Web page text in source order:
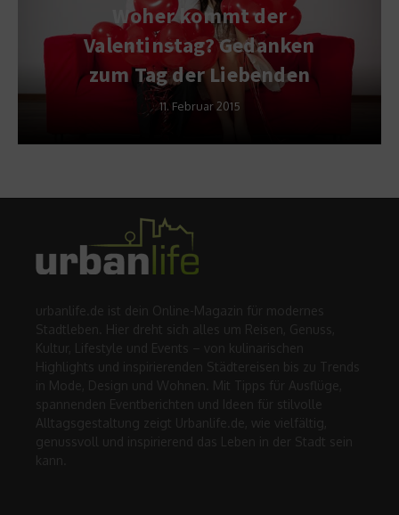
Woher kommt der
Valentinstag? Gedanken
zum Tag der Liebenden
11. Februar 2015
urbanlife.de ist dein Online-Magazin für modernes
Stadtleben. Hier dreht sich alles um Reisen, Genuss,
Kultur, Lifestyle und Events – von kulinarischen
Highlights und inspirierenden Städtereisen bis zu Trends
in Mode, Design und Wohnen. Mit Tipps für Ausflüge,
spannenden Eventberichten und Ideen für stilvolle
Alltagsgestaltung zeigt Urbanlife.de, wie vielfältig,
genussvoll und inspirierend das Leben in der Stadt sein
kann.